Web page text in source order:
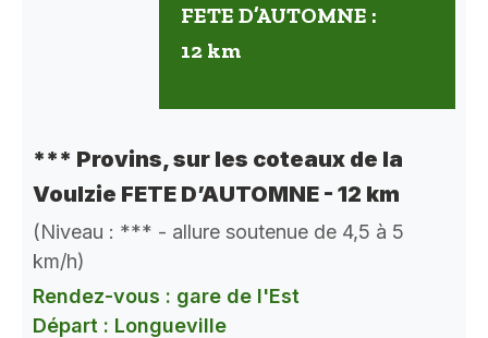
FETE D’AUTOMNE :
12 km
*** Provins, sur les coteaux de la
Voulzie FETE D’AUTOMNE - 12 km
(Niveau : *** - allure soutenue de 4,5 à 5
km/h)
Rendez-vous : gare de l'Est
Départ : Longueville